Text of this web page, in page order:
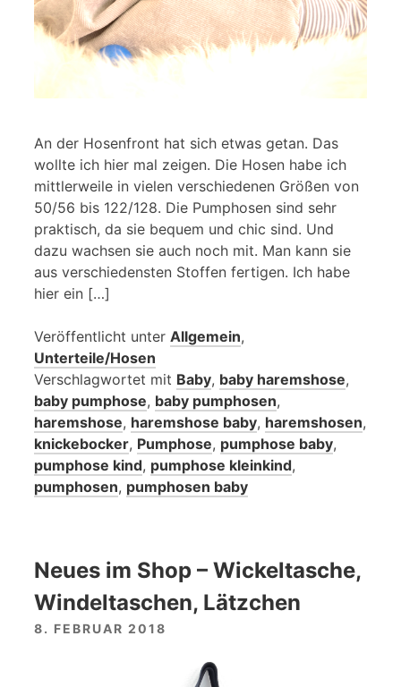
An der Hosenfront hat sich etwas getan. Das
wollte ich hier mal zeigen. Die Hosen habe ich
mittlerweile in vielen verschiedenen Größen von
50/56 bis 122/128. Die Pumphosen sind sehr
praktisch, da sie bequem und chic sind. Und
dazu wachsen sie auch noch mit. Man kann sie
aus verschiedensten Stoffen fertigen. Ich habe
hier ein […]
Veröffentlicht unter Allgemein,
Unterteile/Hosen
Verschlagwortet mit Baby, baby haremshose,
baby pumphose, baby pumphosen,
haremshose, haremshose baby, haremshosen,
knickebocker, Pumphose, pumphose baby,
pumphose kind, pumphose kleinkind,
pumphosen, pumphosen baby
Neues im Shop – Wickeltasche,
Windeltaschen, Lätzchen
8. FEBRUAR 2018